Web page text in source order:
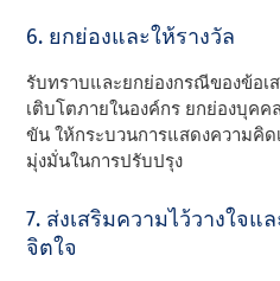
6. ยกย่องและให้รางวัล
รับทราบและยกย่องกรณีของข้อเ
เติบโตภายในองค์กร ยกย่องบุค
ขัน ให้กระบวนการแสดงความคิ
มุ่งมั่นในการปรับปรุง
7. ส่งเสริมความไว้วางใจ
จิตใจ